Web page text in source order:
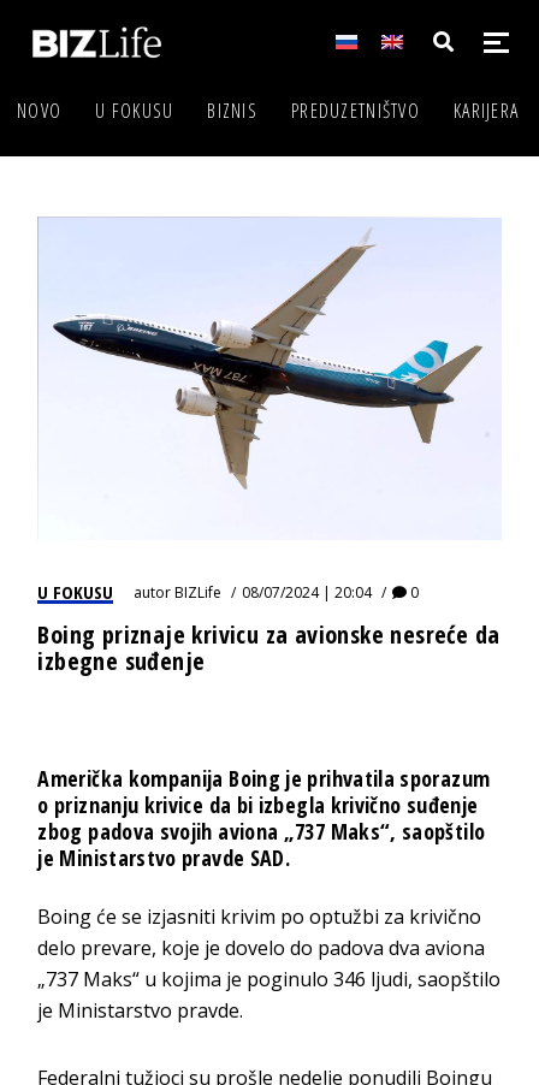
NOVO U FOKUSU BIZNIS PREDUZETNIŠTVO KARIJERA
U FOKUSU autorBIZLife 08/07/2024 | 20:04 0
Boing priznaje krivicu za avionske nesreće da
izbegne suđenje
Američka kompanija Boing je prihvatila sporazum
o priznanju krivice da bi izbegla krivično suđenje
zbog padova svojih aviona „737 Maks“, saopštilo
je Ministarstvo pravde SAD.
Boing će se izjasniti krivim po optužbi za krivično
delo prevare, koje je dovelo do padova dva aviona
„737 Maks“ u kojima je poginulo 346 ljudi, saopštilo
je Ministarstvo pravde.
Federalni tužioci su prošle nedelje ponudili Boingu